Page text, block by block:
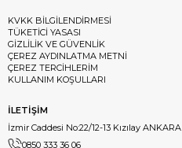
KVKK BİLGİLENDİRMESİ
TÜKETİCİ YASASI
GİZLİLİK VE GÜVENLİK
ÇEREZ AYDINLATMA METNİ
ÇEREZ TERCİHLERİM
KULLANIM KOŞULLARI
İLETİŞİM
İzmir Caddesi No:22/12-13 Kızılay ANKARA
0850 333 36 06